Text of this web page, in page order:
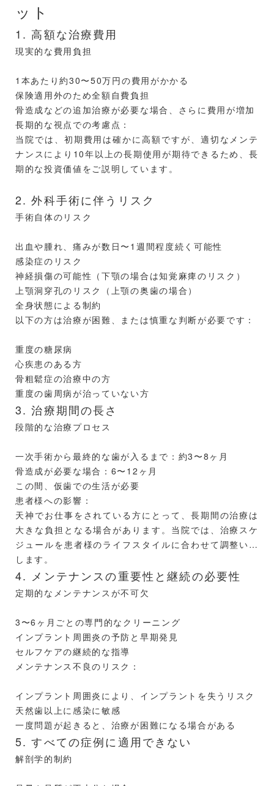
ット
1. 高額な治療費用
現実的な費用負担
1本あたり約30〜50万円の費用がかかる
保険適用外のため全額自費負担
骨造成などの追加治療が必要な場合、さらに費用が増加
長期的な視点での考慮点：
当院では、初期費用は確かに高額ですが、適切なメンテ
ナンスにより10年以上の長期使用が期待できるため、長
期的な投資価値をご説明しています。
2. 外科手術に伴うリスク
手術自体のリスク
出血や腫れ、痛みが数日〜1週間程度続く可能性
感染症のリスク
神経損傷の可能性（下顎の場合は知覚麻痺のリスク）
上顎洞穿孔のリスク（上顎の奥歯の場合）
全身状態による制約
以下の方は治療が困難、または慎重な判断が必要です：
重度の糖尿病
心疾患のある方
骨粗鬆症の治療中の方
重度の歯周病が治っていない方
3. 治療期間の長さ
段階的な治療プロセス
一次手術から最終的な歯が入るまで：約3〜8ヶ月
骨造成が必要な場合：6〜12ヶ月
この間、仮歯での生活が必要
患者様への影響：
天神でお仕事をされている方にとって、長期間の治療は
大きな負担となる場合があります。当院では、治療スケ
ジュールを患者様のライフスタイルに合わせて調整いた
します。
4. メンテナンスの重要性と継続の必要性
定期的なメンテナンスが不可欠
3〜6ヶ月ごとの専門的なクリーニング
インプラント周囲炎の予防と早期発見
セルフケアの継続的な指導
メンテナンス不良のリスク：
インプラント周囲炎により、インプラントを失うリスク
天然歯以上に感染に敏感
一度問題が起きると、治療が困難になる場合がある
5. すべての症例に適用できない
解剖学的制約